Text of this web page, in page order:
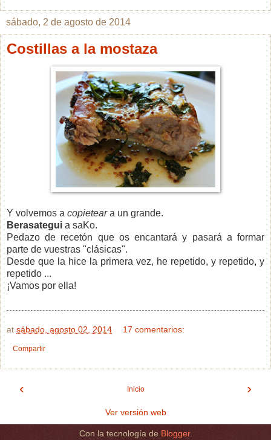
sábado, 2 de agosto de 2014
Costillas a la mostaza
Y volvemos a copieteara un grande.
Berasategui a saKo.
Pedazo de recetón que os encantará y pasará a formar
parte de vuestras "clásicas".
Desde que la hice la primera vez, he repetido, y repetido, y
repetido ...
¡Vamos por ella!
at sábado, agosto 02, 2014 17 comentarios:
Compartir
‹ ›
Inicio
Ver versión web
Con la tecnología de Blogger.